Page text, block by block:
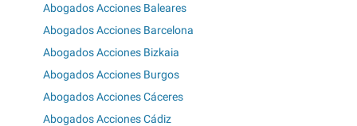
Abogados Acciones Baleares
Abogados Acciones Barcelona
Abogados Acciones Bizkaia
Abogados Acciones Burgos
Abogados Acciones Cáceres
Abogados Acciones Cádiz